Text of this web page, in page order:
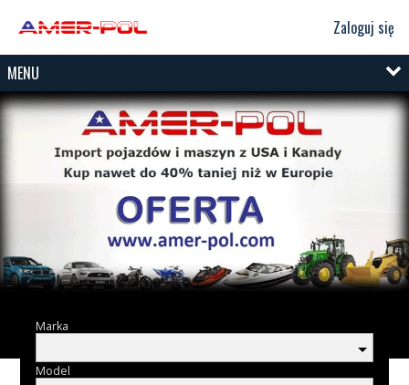
Zaloguj się
MENU
Marka
Model